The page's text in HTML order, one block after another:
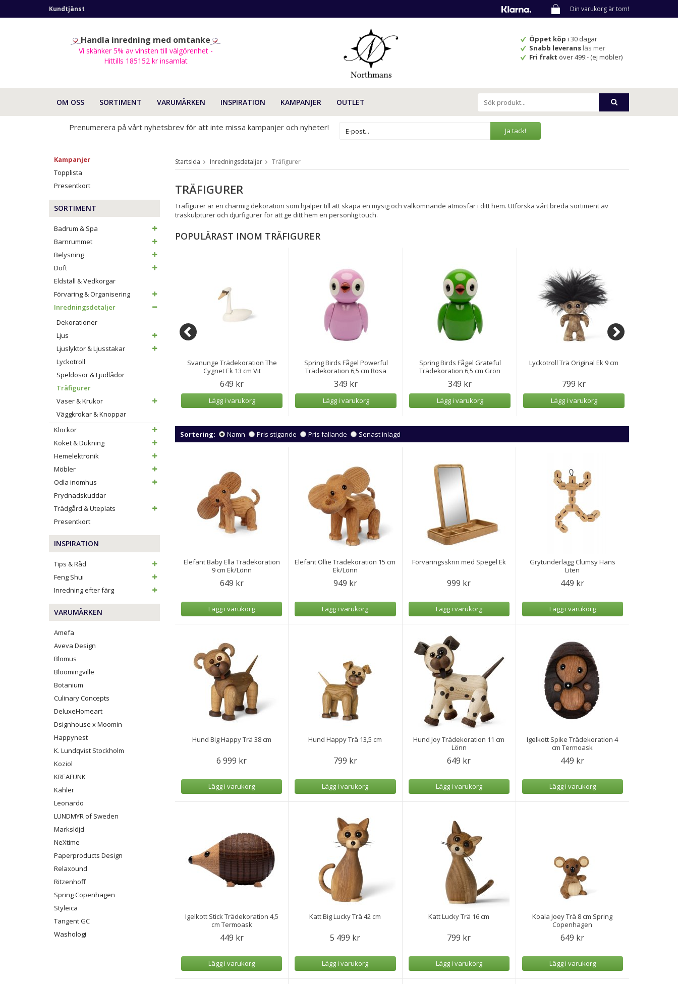
Kundtjänst Din varukorg är tom!
Öppet köpi 30 dagar
Snabb leverans läs mer
Fri frakt över 499:- (ej möbler)
Handla inredning med omtanke
Vi skänker 5% av vinsten till välgörenhet -
Hittills 185152 kr insamlat
OM OSS SORTIMENT VARUMÄRKEN INSPIRATION KAMPANJER OUTLET
Prenumerera på vårt nyhetsbrev för att inte missa kampanjer och nyheter! Ja tack!
Kampanjer
Topplista
Presentkort
SORTIMENT
Badrum & Spa
Barnrummet
Belysning
Doft
Eldställ & Vedkorgar
Förvaring & Organisering
Inredningsdetaljer
Dekorationer
Ljus
Ljuslyktor & Ljusstakar
Lyckotroll
Speldosor & Ljudlådor
Träfigurer
Vaser & Krukor
Väggkrokar & Knoppar
Klockor
Köket & Dukning
Hemelektronik
Möbler
Odla inomhus
Prydnadskuddar
Trädgård & Uteplats
Presentkort
INSPIRATION
Tips & Råd
Feng Shui
Inredning efter färg
VARUMÄRKEN
Amefa
Aveva Design
Blomus
Bloomingville
Botanium
Culinary Concepts
DeluxeHomeart
Dsignhouse x Moomin
Happynest
K. Lundqvist Stockholm
Koziol
KREAFUNK
Kähler
Leonardo
LUNDMYR of Sweden
Markslöjd
NeXtime
Paperproducts Design
Relaxound
Ritzenhoff
Spring Copenhagen
Styleica
Tangent GC
Washologi
Startsida Inredningsdetaljer Träfigurer
TRÄFIGURER
Träfigurer är en charmig dekoration som hjälper till att skapa en mysig och välkomnande atmosfär i ditt hem. Utforska vårt breda sortiment av
träskulpturer och djurfigurer för att ge ditt hem en personlig touch.
POPULÄRAST INOM TRÄFIGURER
Spring Birds Fågel Youthful
Trädekoration 6,5 cm Gul
Lägg i varukorg
Svanunge Trädekoration The
Cygnet Ek 13 cm Vit
649 kr
Lägg i varukorg
Spring Birds Fågel Powerful
Trädekoration 6,5 cm Rosa
349 kr
Lägg i varukorg
Spring Birds Fågel Grateful
Trädekoration 6,5 cm Grön
349 kr
Lägg i varukorg
Lyckotroll Trä Original Ek 9 cm
799 kr
Lägg i varukorg
Sortering: Namn Pris stigande Pris fallande Senast inlagd
Elefant Baby Ella Trädekoration
9 cm Ek/Lönn
649 kr
Lägg i varukorg
Elefant Ollie Trädekoration 15 cm
Ek/Lönn
949 kr
Lägg i varukorg
Förvaringsskrin med Spegel Ek
999 kr
Lägg i varukorg
Grytunderlägg Clumsy Hans
Liten
449 kr
Lägg i varukorg
Hund Big Happy Trä 38 cm
6 999 kr
Lägg i varukorg
Hund Happy Trä 13,5 cm
799 kr
Lägg i varukorg
Hund Joy Trädekoration 11 cm
Lönn
649 kr
Lägg i varukorg
Igelkott Spike Trädekoration 4
cm Termoask
449 kr
Lägg i varukorg
Igelkott Stick Trädekoration 4,5
cm Termoask
449 kr
Lägg i varukorg
Katt Big Lucky Trä 42 cm
5 499 kr
Lägg i varukorg
Katt Lucky Trä 16 cm
799 kr
Lägg i varukorg
Koala Joey Trä 8 cm Spring
Copenhagen
649 kr
Lägg i varukorg